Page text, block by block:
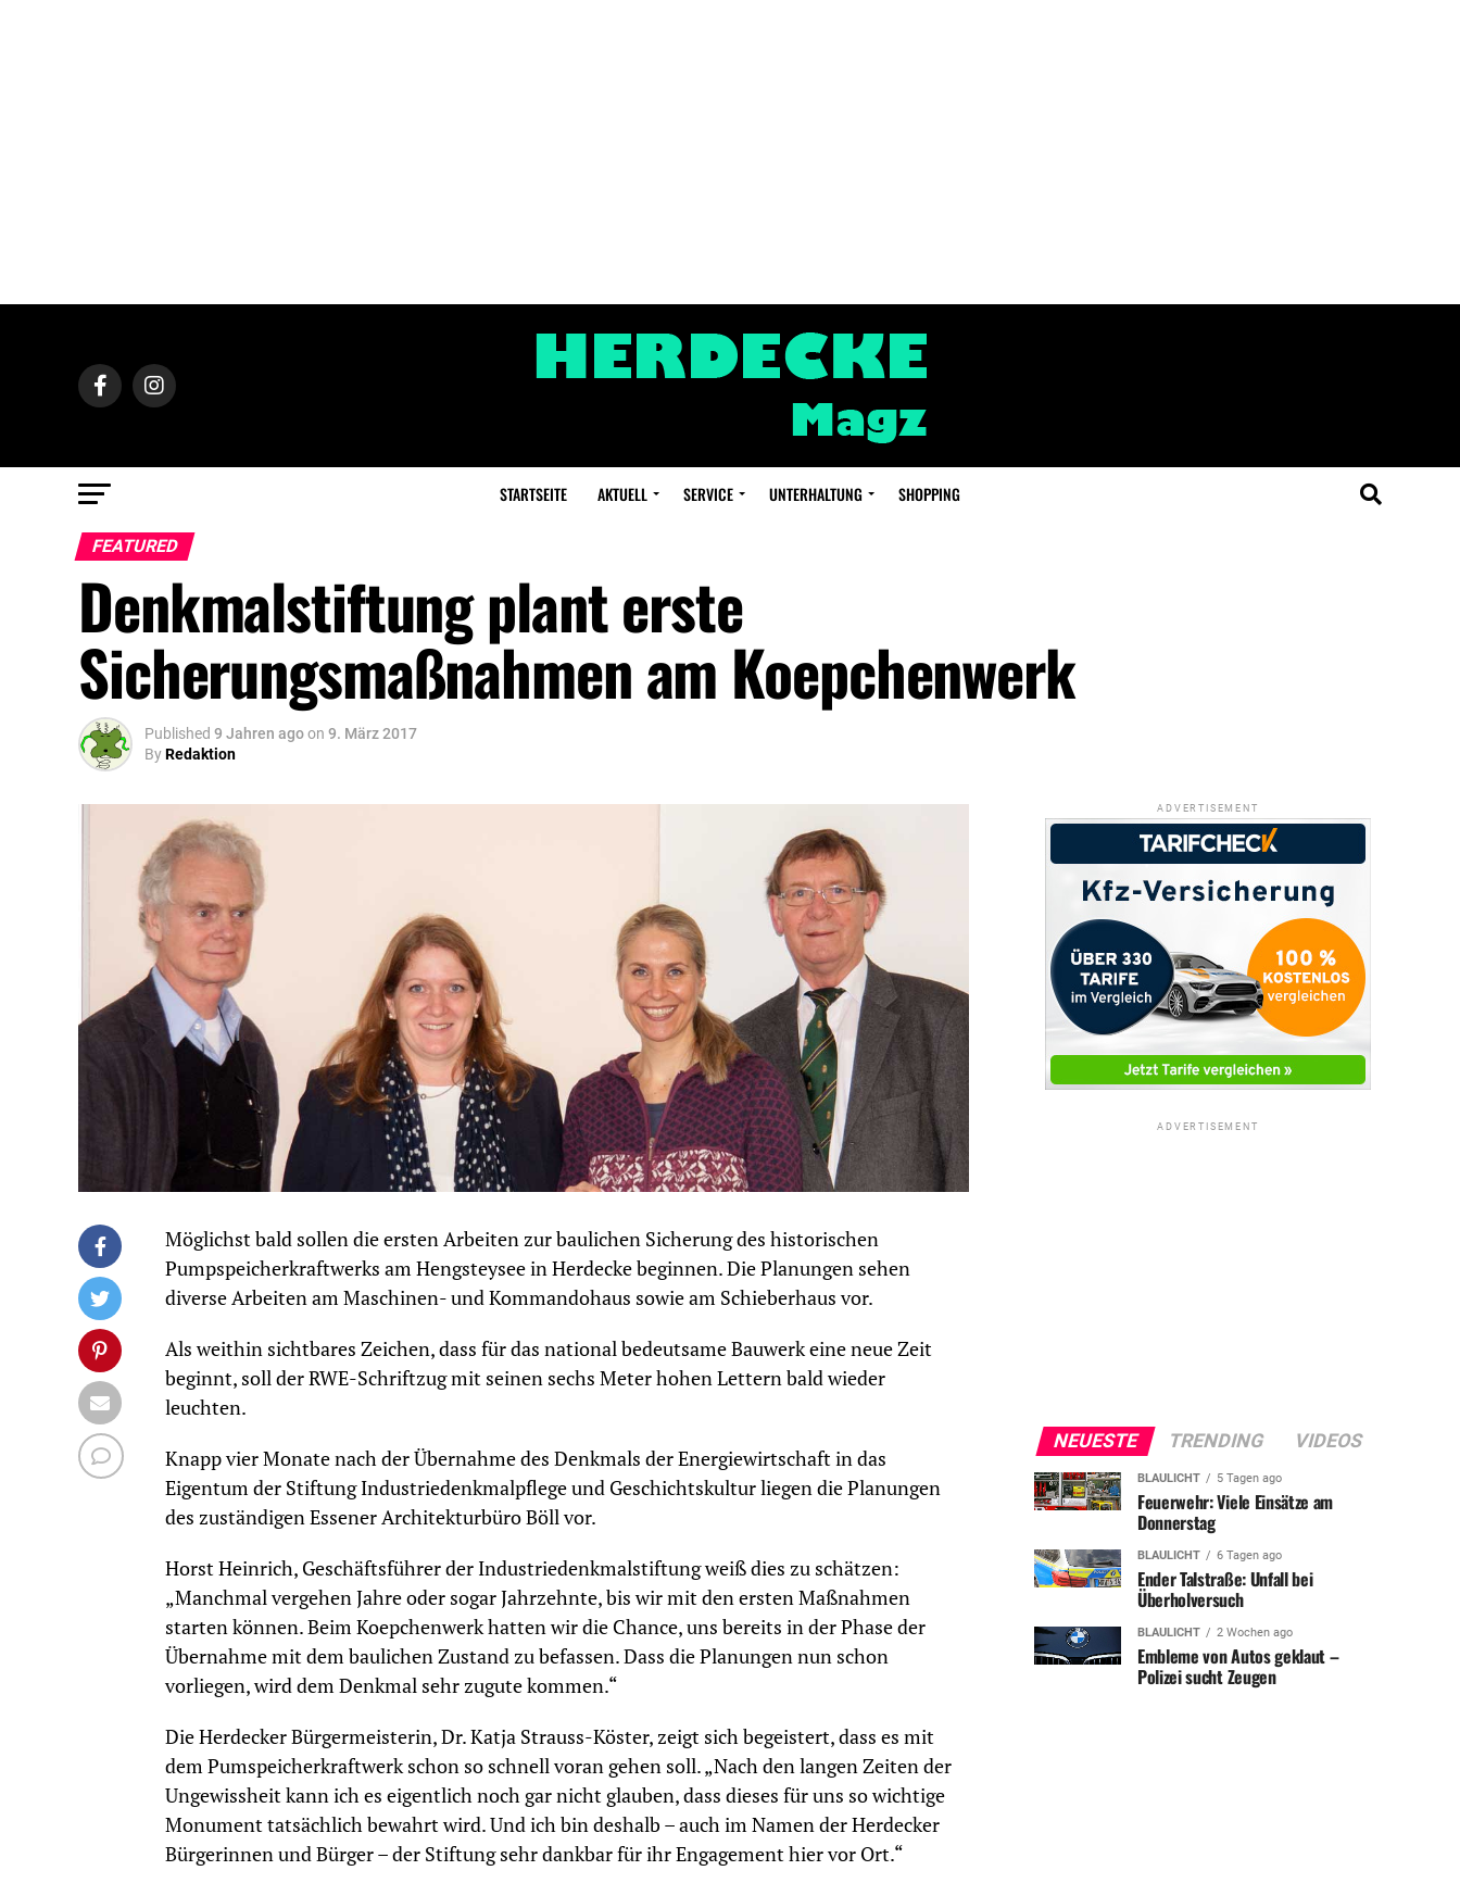
STARTSEITE AKTUELL SERVICE UNTERHALTUNG SHOPPING
FEATURED
Denkmalstiftung plant erste
Sicherungsmaßnahmen am Koepchenwerk
Published 9 Jahren agoon 9. März 2017
ByRedaktion
Möglichst bald sollen die ersten Arbeiten zur baulichen Sicherung des historischen
Pumpspeicherkraftwerks am Hengsteysee in Herdecke beginnen. Die Planungen sehen
diverse Arbeiten am Maschinen- und Kommandohaus sowie am Schieberhaus vor.
Als weithin sichtbares Zeichen, dass für das national bedeutsame Bauwerk eine neue Zeit
beginnt, soll der RWE-Schriftzug mit seinen sechs Meter hohen Lettern bald wieder
leuchten.
Knapp vier Monate nach der Übernahme des Denkmals der Energiewirtschaft in das
Eigentum der Stiftung Industriedenkmalpflege und Geschichtskultur liegen die Planungen
des zuständigen Essener Architekturbüro Böll vor.
Horst Heinrich, Geschäftsführer der Industriedenkmalstiftung weiß dies zu schätzen:
„Manchmal vergehen Jahre oder sogar Jahrzehnte, bis wir mit den ersten Maßnahmen
starten können. Beim Koepchenwerk hatten wir die Chance, uns bereits in der Phase der
Übernahme mit dem baulichen Zustand zu befassen. Dass die Planungen nun schon
vorliegen, wird dem Denkmal sehr zugute kommen.“
Die Herdecker Bürgermeisterin, Dr. Katja Strauss-Köster, zeigt sich begeistert, dass es mit
dem Pumspeicherkraftwerk schon so schnell voran gehen soll. „Nach den langen Zeiten der
Ungewissheit kann ich es eigentlich noch gar nicht glauben, dass dieses für uns so wichtige
Monument tatsächlich bewahrt wird. Und ich bin deshalb – auch im Namen der Herdecker
Bürgerinnen und Bürger – der Stiftung sehr dankbar für ihr Engagement hier vor Ort.“
ADVERTISEMENT
ADVERTISEMENT
NEUESTE TRENDING VIDEOS
BLAULICHT 5 Tagen ago
Feuerwehr: Viele Einsätze am
Donnerstag
BLAULICHT 6 Tagen ago
Ender Talstraße: Unfall bei
Überholversuch
BLAULICHT 2 Wochen ago
Embleme von Autos geklaut –
Polizei sucht Zeugen